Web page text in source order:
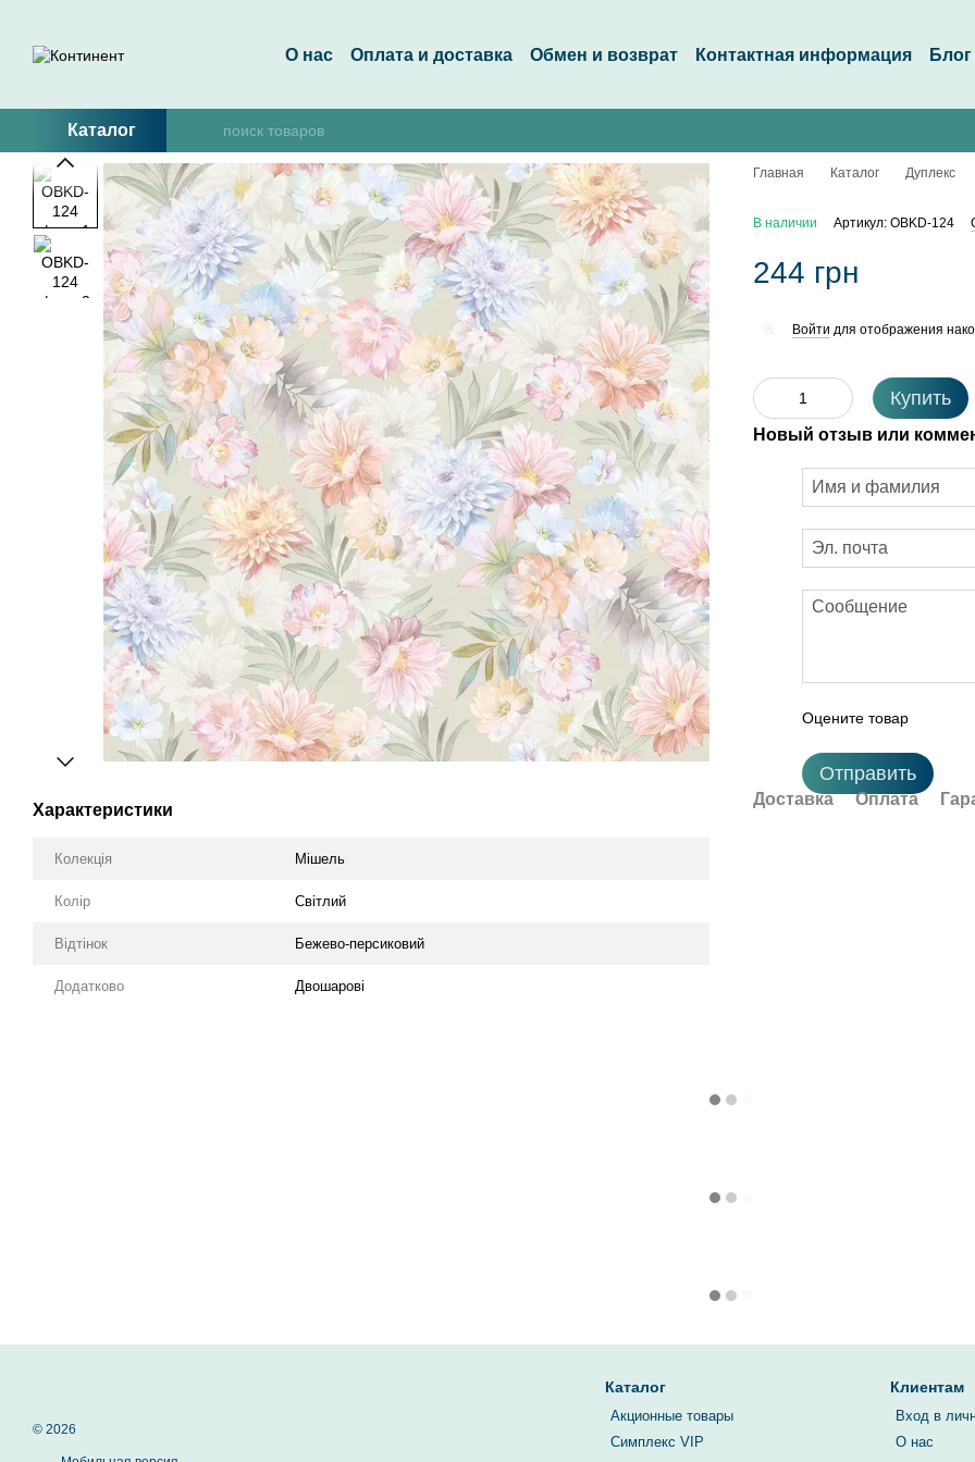
О нас Оплата и доставка Обмен и возврат Контактная информация Блог
Каталог
Характеристики
Колекція Мішель
Колір Світлий
Відтінок Бежево-персиковий
Додатково Двошарові
Главная Каталог Дуплекс
В наличии Артикул: OBKD-124
244 грн
% Войти для отображения
Купить
Новый отзыв или
Оцените товар
Отправить
Доставка Оплата
© 2026
Каталог
Акционные товары
Симплекс VIP
Клиентам
Вход в
О нас